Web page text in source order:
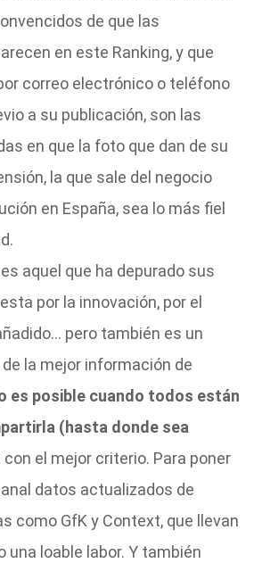
de que las
en este Ranking, y que
correo electrónico o teléfono
a su publicación, son las
en que la foto que dan de su
la que sale del negocio
en España, sea lo más fiel
aquel que ha depurado sus
por la innovación, por el
pero también es un
la mejor información de
es posible cuando todos están
(hasta donde sea
con el mejor criterio. Para poner
datos actualizados de
como GfK y Context, que llevan
una loable labor. Y también